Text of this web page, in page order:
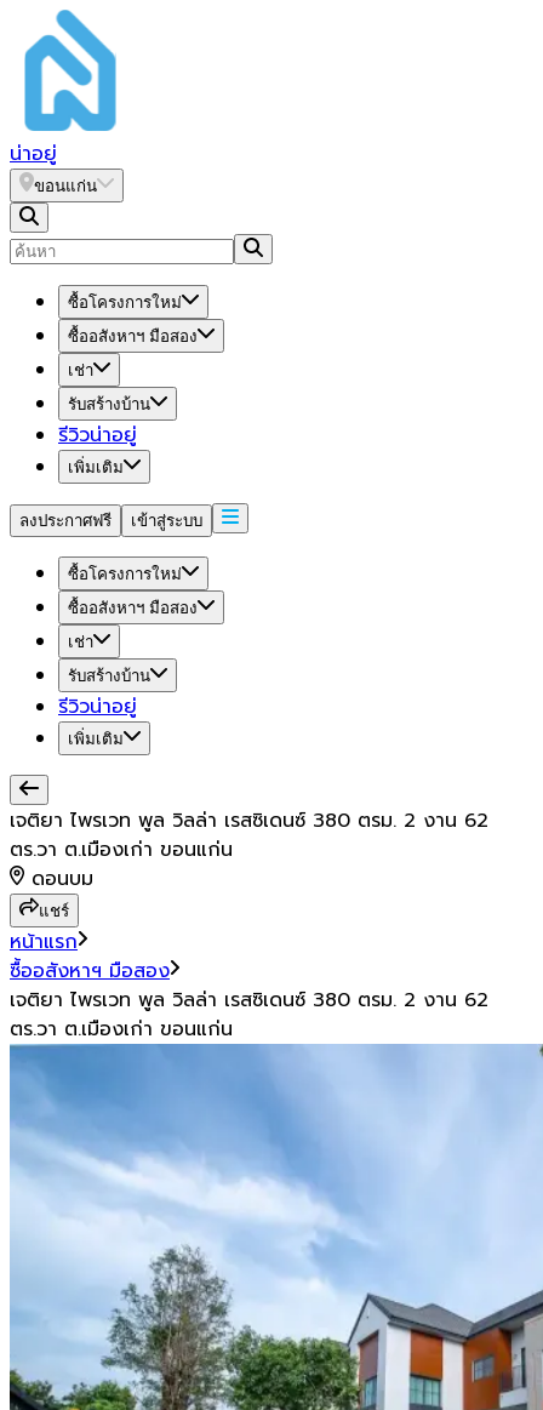
น่าอยู่
ขอนแก่น
ซื้อโครงการใหม่
ซื้ออสังหาฯ มือสอง
เช่า
รับสร้างบ้าน
รีวิวน่าอยู่
เพิ่มเติม
ลงประกาศฟรี เข้าสู่ระบบ
ซื้อโครงการใหม่
ซื้ออสังหาฯ มือสอง
เช่า
รับสร้างบ้าน
รีวิวน่าอยู่
เพิ่มเติม
เจติยา ไพรเวท พูล วิลล่า เรสซิเดนซ์ 380 ตรม. 2 งาน 62
ตร.วา ต.เมืองเก่า ขอนแก่น
ดอนบม
แชร์
หน้าแรก
ซื้ออสังหาฯ มือสอง
เจติยา ไพรเวท พูล วิลล่า เรสซิเดนซ์ 380 ตรม. 2 งาน 62
ตร.วา ต.เมืองเก่า ขอนแก่น